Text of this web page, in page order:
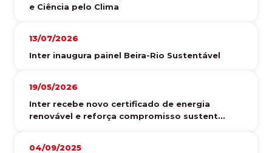
e Ciência pelo Clima
13/07/2026
Inter inaugura painel Beira-Rio Sustentável
19/05/2026
Inter recebe novo certificado de energia
renovável e reforça compromisso sustent...
04/09/2025